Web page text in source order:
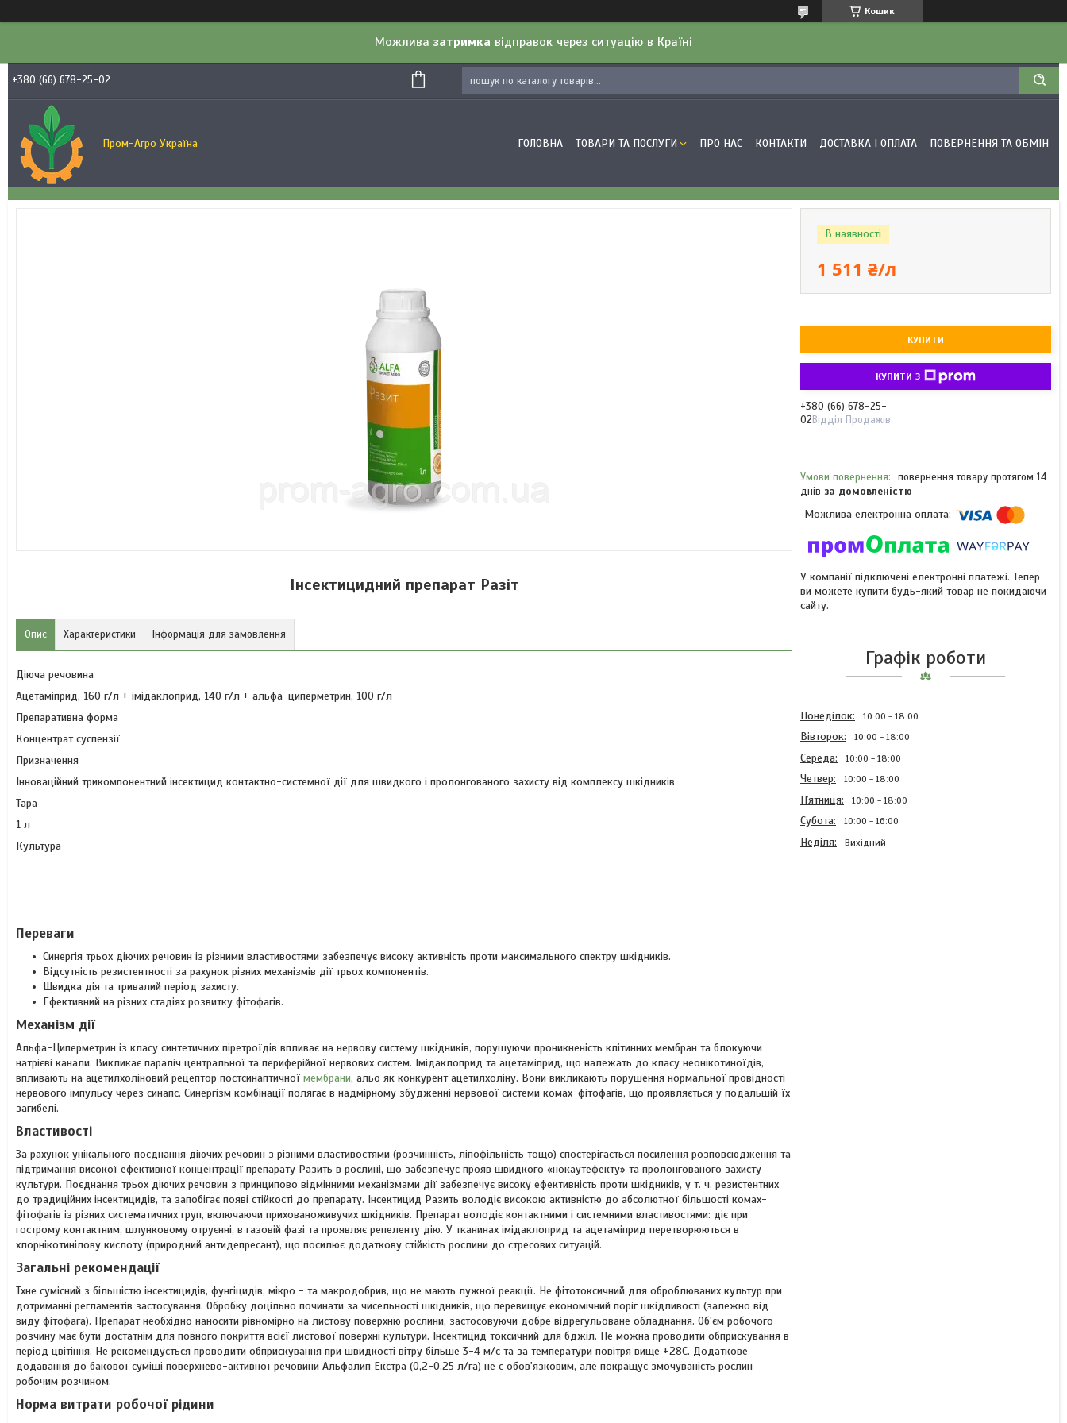
Кошик
Можлива затримка відправок через ситуацію в Країні
+380 (66) 678-25-02
Пром-Агро Україна ГОЛОВНА ТОВАРИ ТА ПОСЛУГИ ПРО НАС КОНТАКТИ ДОСТАВКА І ОПЛАТА ПОВЕРНЕННЯ ТА ОБМІН
Інсектицидний препарат Разіт
Опис Характеристики Інформація для замовлення
Діюча речовина
Ацетаміприд, 160 г/л + імідаклоприд, 140 г/л + альфа-циперметрин, 100 г/л
Препаративна форма
Концентрат суспензії
Призначення
Інноваційний трикомпонентний інсектицид контактно-системної дії для швидкого і пролонгованого захисту від комплексу шкідників
Тара
1 л
Культура
Переваги
Синергія трьох діючих речовин із різними властивостями забезпечує високу активність проти максимального спектру шкідників.
Відсутність резистентності за рахунок різних механізмів дії трьох компонентів.
Швидка дія та тривалий період захисту.
Ефективний на різних стадіях розвитку фітофагів.
Механізм дії
Альфа-Циперметрин із класу синтетичних піретроїдів впливає на нервову систему шкідників, порушуючи проникненість клітинних мембран та блокуючи
натрієві канали. Викликає параліч центральної та периферійної нервових систем. Імідаклоприд та ацетаміприд, що належать до класу неонікотиноїдів,
впливають на ацетилхоліновий рецептор постсинаптичної мембрани, альо як конкурент ацетилхоліну. Вони викликають порушення нормальної провідності
нервового імпульсу через синапс. Синергізм комбінації полягає в надмірному збудженні нервової системи комах-фітофагів, що проявляється у подальшій їх
загибелі.
Властивості
За рахунок унікального поєднання діючих речовин з різними властивостями (розчинність, ліпофільність тощо) спостерігається посилення розповсюдження та
підтримання високої ефективної концентрації препарату Разить в рослині, що забезпечує прояв швидкого «нокаутефекту» та пролонгованого захисту
культури. Поєднання трьох діючих речовин з принципово відмінними механізмами дії забезпечує високу ефективність проти шкідників, у т. ч. резистентних
до традиційних інсектицидів, та запобігає появі стійкості до препарату. Інсектицид Разить володіє високою активністю до абсолютної більшості комах-
фітофагів із різних систематичних груп, включаючи прихованоживучих шкідників. Препарат володіє контактними і системними властивостями: діє при
гострому контактним, шлунковому отруєнні, в газовій фазі та проявляє репеленту дію. У тканинах імідаклоприд та ацетаміприд перетворюються в
хлорнікотинілову кислоту (природний антидепресант), що посилює додаткову стійкість рослини до стресових ситуацій.
Загальні рекомендації
Тхне сумісний з більшістю інсектицидів, фунгіцидів, мікро - та макродобрив, що не мають лужної реакції. Не фітотоксичний для оброблюваних культур при
дотриманні регламентів застосування. Обробку доцільно починати за чисельності шкідників, що перевищує економічний поріг шкідливості (залежно від
виду фітофага). Препарат необхідно наносити рівномірно на листову поверхню рослини, застосовуючи добре відрегульоване обладнання. Об'єм робочого
розчину має бути достатнім для повного покриття всієї листової поверхні культури. Інсектицид токсичний для бджіл. Не можна проводити обприскування в
період цвітіння. Не рекомендується проводити обприскування при швидкості вітру більше 3-4 м/с та за температури повітря вище +28С. Додаткове
додавання до бакової суміші поверхнево-активної речовини Альфалип Екстра (0,2-0,25 л/га) не є обов'язковим, але покращує змочуваність рослин
робочим розчином.
Норма витрати робочої рідини
В наявності
1 511 ₴/л
КУПИТИ
КУПИТИ З
+380 (66) 678-25-
02Відділ Продажів
повернення товару протягом 14
днів за домовленістю
У компанії підключені електронні платежі. Тепер
ви можете купити будь-який товар не покидаючи
сайту.
Графік роботи
Понеділок 10:00 18:00
Вівторок 10:00 18:00
Середа 10:00 18:00
Четвер 10:00 18:00
Пʼятниця 10:00 18:00
Субота 10:00 16:00
Неділя Вихідний